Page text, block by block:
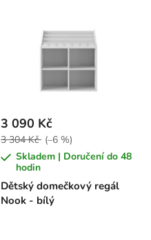
Dětský domečkový regál
Nook - bílý
3 090 Kč
3 304 Kč (–6 %)
Skladem | Doručení do 48
hodin